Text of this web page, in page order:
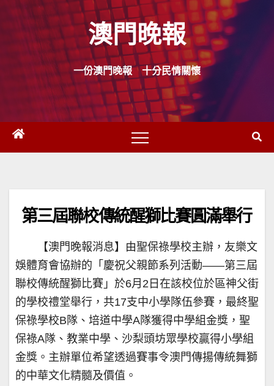
Skip
content
澳門晚報
一份澳門晚報 十分民情關懷
第三屆聯校傳統醒獅比賽圓滿舉行
【澳門晚報消息】由聖保祿學校主辦，友樂文
娛體育會協辦的「慶祝父親節系列活動——第三屆
聯校傳統醒獅比賽」於6月2日在該校位於區神父街
的學校禮堂舉行，共17支中小學隊伍參賽，最終聖
保祿學校B隊、培道中學A隊獲得中學組金獎，聖
保祿A隊、教業中學、沙梨頭坊眾學校贏得小學組
金獎。主辦單位希望透過賽事令澳門傳揚傳統舞獅
的中華文化精髓及價值。